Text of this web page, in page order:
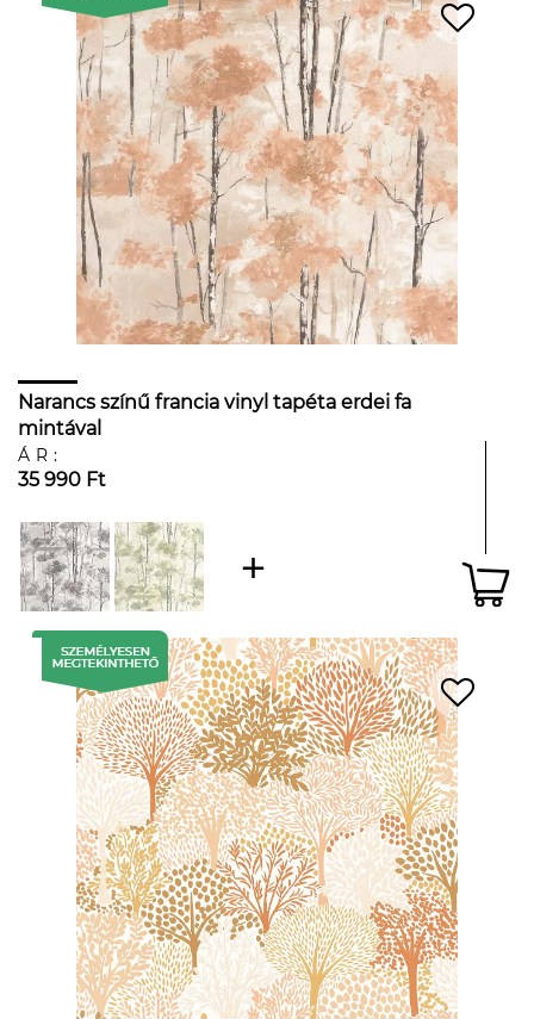
Narancs színű francia vinyl tapéta erdei fa
mintával
ÁR:
35 990 Ft